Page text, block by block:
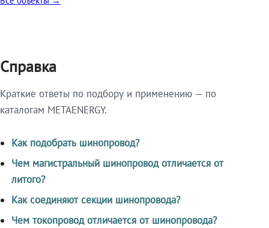
Справка
Краткие ответы по подбору и применению — по
каталогам METAENERGY.
Как подобрать шинопровод?
Чем магистральный шинопровод отличается от
литого?
Как соединяют секции шинопровода?
Чем токопровод отличается от шинопровода?